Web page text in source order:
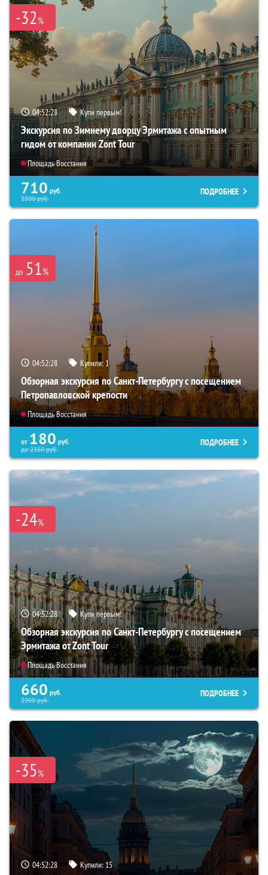
-32%
04:52:26 Купи первым!
Экскурсия по Зимнему дворцу Эрмитажа с опытным
гидом от компании Zont Tour
Площадь Восстания
710 руб.
3500руб.
ПОДРОБНЕЕ
до 51%
04:52:26 Купили: 1
Обзорная экскурсия по Санкт-Петербургу с посещением
Петропавловской крепости
Площадь Восстания
от 180 руб.
до2360руб.
ПОДРОБНЕЕ
-24%
04:52:26 Купи первым!
Обзорная экскурсия по Санкт-Петербургу с посещением
Эрмитажа от Zont Tour
Площадь Восстания
660 руб.
2900руб.
ПОДРОБНЕЕ
-35%
04:52:26 Купили: 15